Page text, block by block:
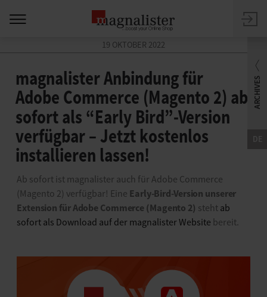
DE
19 OKTOBER 2022
magnalister Anbindung für
Adobe Commerce (Magento 2) ab
sofort als “Early Bird”-Version
verfügbar – Jetzt kostenlos
installieren lassen!
Ab sofort ist magnalister auch für Adobe Commerce
(Magento 2) verfügbar! Eine Early-Bird-Version unserer
Extension für Adobe Commerce (Magento 2) steht ab
sofort als Download auf der magnalister Website bereit.